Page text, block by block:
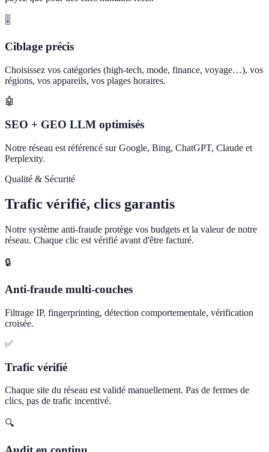
🎚️
Ciblage précis
Choisissez vos catégories (high-tech, mode, finance, voyage…), vos
régions, vos appareils, vos plages horaires.
🤖
SEO + GEO LLM optimisés
Notre réseau est référencé sur Google, Bing, ChatGPT, Claude et
Perplexity.
Qualité & Sécurité
Trafic vérifié, clics garantis
Notre système anti-fraude protège vos budgets et la valeur de notre
réseau. Chaque clic est vérifié avant d'être facturé.
🔒
Anti-fraude multi-couches
Filtrage IP, fingerprinting, détection comportementale, vérification
croisée.
✅
Trafic vérifié
Chaque site du réseau est validé manuellement. Pas de fermes de
clics, pas de trafic incentivé.
🔍